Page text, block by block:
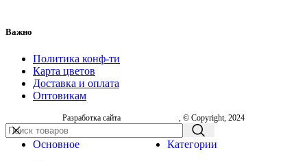
Важно
Политика конф-ти
Карта цветов
Доставка и оплата
Оптовикам
Разработка сайта , © Copyright, 2024
Основное
Категории